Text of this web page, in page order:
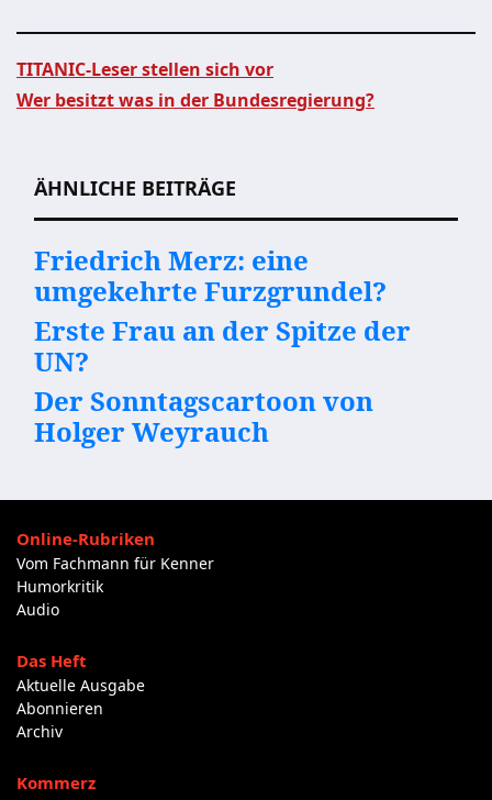
TITANIC-Leser stellen sich vor
Wer besitzt was in der Bundesregierung?
ÄHNLICHE BEITRÄGE
Friedrich Merz: eine
umgekehrte Furzgrundel?
Erste Frau an der Spitze der
UN?
Der Sonntagscartoon von
Holger Weyrauch
Online-Rubriken
Vom Fachmann für Kenner
Humorkritik
Audio
Das Heft
Aktuelle Ausgabe
Abonnieren
Archiv
Kommerz